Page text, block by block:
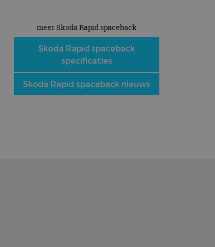
meer Skoda Rapid spaceback
Skoda Rapid spaceback
specificaties
Skoda Rapid spaceback nieuws